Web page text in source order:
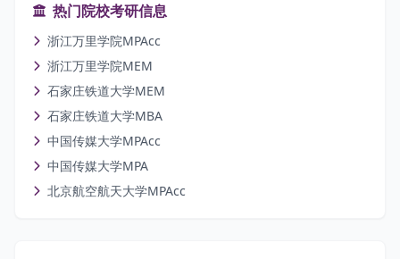
热门院校考研信息
浙江万里学院MPAcc
浙江万里学院MEM
石家庄铁道大学MEM
石家庄铁道大学MBA
中国传媒大学MPAcc
中国传媒大学MPA
北京航空航天大学MPAcc